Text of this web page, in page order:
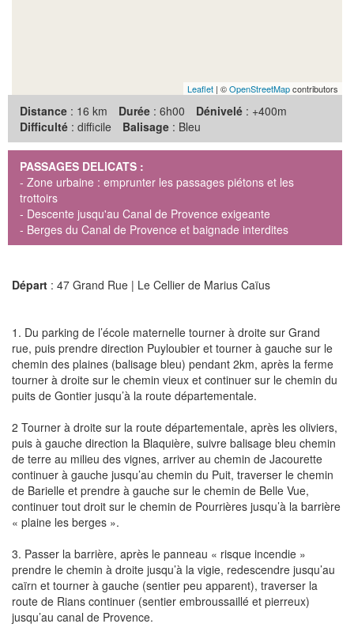
Leaflet | ©OpenStreetMapcontributors
Distance : 16 km Durée : 6h00 Dénivelé : +400m
Difficulté : difficile Balisage : Bleu
PASSAGES DELICATS :
- Zone urbaine : emprunter les passages piétons et les
trottoirs
- Descente jusqu'au Canal de Provence exigeante
- Berges du Canal de Provence et baignade interdites
Départ : 47 Grand Rue | Le Cellier de Marius Caïus
1. Du parking de l’école maternelle tourner à droite sur Grand
rue, puis prendre direction Puyloubier et tourner à gauche sur le
chemin des plaines (balisage bleu) pendant 2km, après la ferme
tourner à droite sur le chemin vieux et continuer sur le chemin du
puits de Gontier jusqu’à la route départementale.
2 Tourner à droite sur la route départementale, après les oliviers,
puis à gauche direction la Blaquière, suivre balisage bleu chemin
de terre au milieu des vignes, arriver au chemin de Jacourette
continuer à gauche jusqu’au chemin du Puit, traverser le chemin
de Barielle et prendre à gauche sur le chemin de Belle Vue,
continuer tout droit sur le chemin de Pourrières jusqu’à la barrière
« plaine les berges ».
3. Passer la barrière, après le panneau « risque incendie »
prendre le chemin à droite jusqu’à la vigie, redescendre jusqu’au
caïrn et tourner à gauche (sentier peu apparent), traverser la
route de Rians continuer (sentier embroussaillé et pierreux)
jusqu’au canal de Provence.